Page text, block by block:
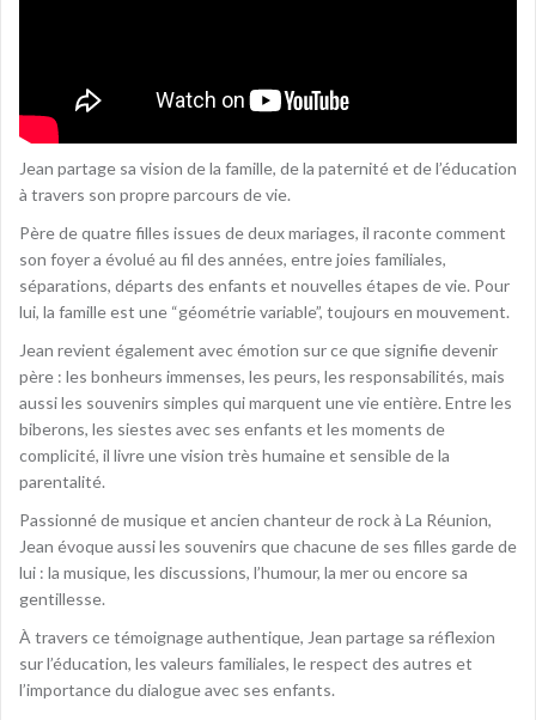
Jean partage sa vision de la famille, de la paternité et de l’éducation
à travers son propre parcours de vie.
Père de quatre filles issues de deux mariages, il raconte comment
son foyer a évolué au fil des années, entre joies familiales,
séparations, départs des enfants et nouvelles étapes de vie. Pour
lui, la famille est une “géométrie variable”, toujours en mouvement.
Jean revient également avec émotion sur ce que signifie devenir
père : les bonheurs immenses, les peurs, les responsabilités, mais
aussi les souvenirs simples qui marquent une vie entière. Entre les
biberons, les siestes avec ses enfants et les moments de
complicité, il livre une vision très humaine et sensible de la
parentalité.
Passionné de musique et ancien chanteur de rock à La Réunion,
Jean évoque aussi les souvenirs que chacune de ses filles garde de
lui : la musique, les discussions, l’humour, la mer ou encore sa
gentillesse.
À travers ce témoignage authentique, Jean partage sa réflexion
sur l’éducation, les valeurs familiales, le respect des autres et
l’importance du dialogue avec ses enfants.